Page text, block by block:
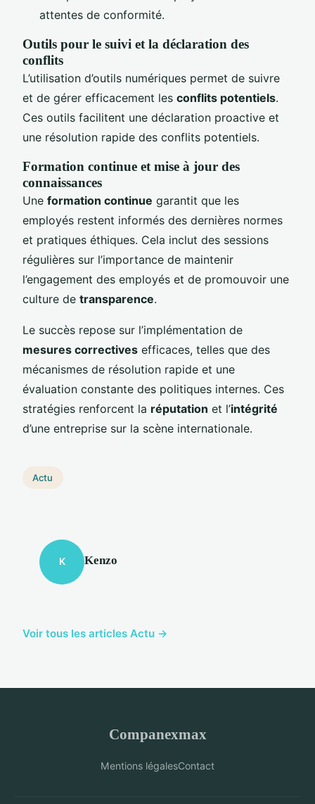
attentes de conformité.
Outils pour le suivi et la déclaration des
conflits
L’utilisation d’outils numériques permet de suivre
et de gérer efficacement les conflits potentiels.
Ces outils facilitent une déclaration proactive et
une résolution rapide des conflits potentiels.
Formation continue et mise à jour des
connaissances
Une formation continue garantit que les
employés restent informés des dernières normes
et pratiques éthiques. Cela inclut des sessions
régulières sur l’importance de maintenir
l’engagement des employés et de promouvoir une
culture de transparence.
Le succès repose sur l’implémentation de
mesures correctives efficaces, telles que des
mécanismes de résolution rapide et une
évaluation constante des politiques internes. Ces
stratégies renforcent la réputation et l’intégrité
d’une entreprise sur la scène internationale.
Actu
K Kenzo
Voir tous les articles Actu →
Companexmax
Mentions légalesContact